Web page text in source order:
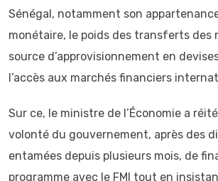
Sénégal, notamment son
monétaire, le poids des transferts des
source d’approvisionnement en
l’accès aux marchés financiers
Sur ce, le ministre de l’Économie a
volonté du gouvernement, après des
entamées depuis plusieurs mois, de
programme avec le FMI tout en